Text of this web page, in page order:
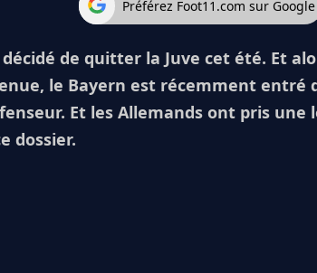
Préférez Foot11.com sur Google
de quitter la Juve cet été. Et
le Bayern est récemment entré
Et les Allemands ont pris
dossier.